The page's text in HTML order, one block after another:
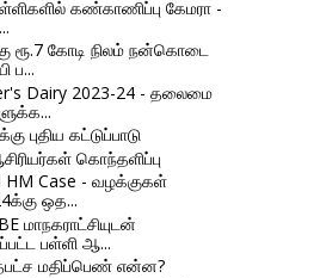
கண்காணிப்பு கேமரா -
ரூ.7 கோடி நிலம் நன்கொடை
ப...
Dairy 2023-24 - தலைமை
புதிய கட்டுப்பாடு
கொந்தளிப்பு
HM Case - வழக்குகள்
ஒத...
மாநகராட்சியுடன்
பள்ளி ஆ...
மதிப்பெண் என்ன?